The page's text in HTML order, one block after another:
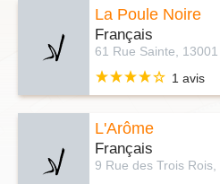
La Poule Noire
Français
61 Rue Sainte,
1 avis
L'Arôme
Français